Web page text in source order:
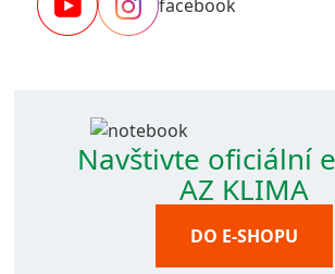
Navštivte oficiální
AZ KLIMA
DO E-SHOPU